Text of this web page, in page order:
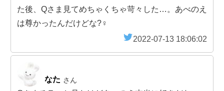
た後、Qさま見てめちゃくちゃ苛々した…。あべのえ
は尊かったんだけどな?‍♀️
2022-07-13 18:06:02
なた さん